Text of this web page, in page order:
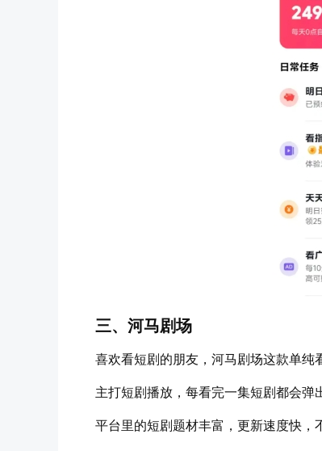
三、河马剧场
喜欢看短剧的朋友，河马剧场这款单纯
主打短剧播放，每看完一集短剧都会弹
平台里的短剧题材丰富，更新速度快，